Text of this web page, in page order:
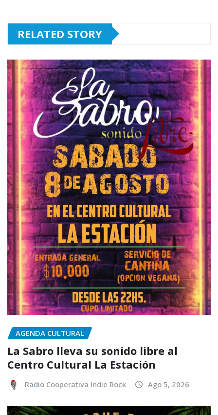
RELATED STORY
AGENDA CULTURAL
La Sabro lleva su sonido libre al
Centro Cultural La Estación
Radio Cooperativa Indie Rock Ago 5, 2026